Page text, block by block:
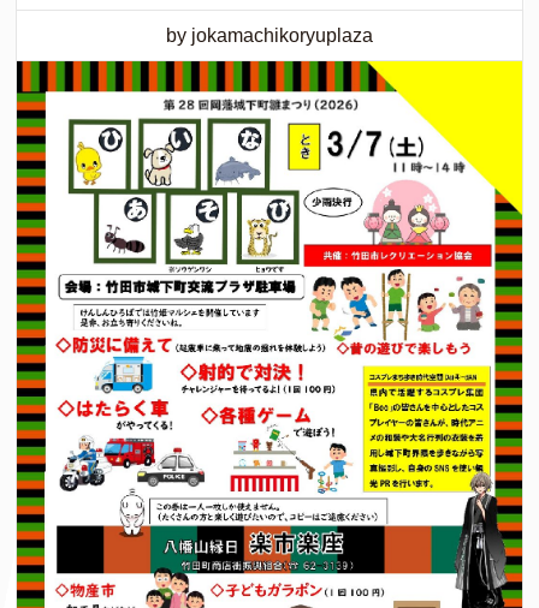
by jokamachikoryuplaza